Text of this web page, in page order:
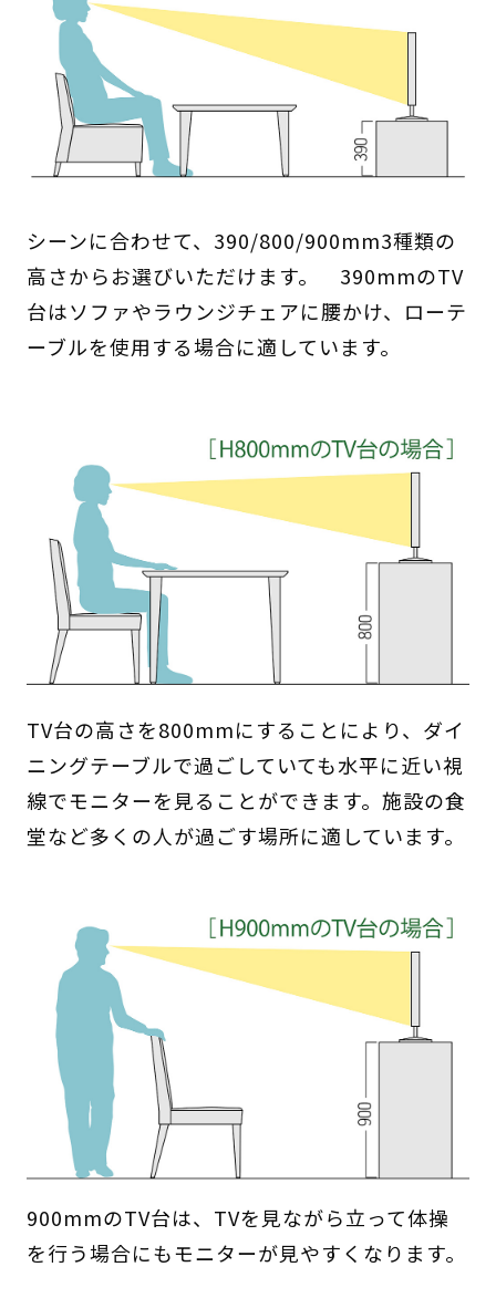
シーンに合わせて、390/800/900mm3種類の
高さからお選びいただけます。 390mmのTV
台はソファやラウンジチェアに腰かけ、ローテ
ーブルを使用する場合に適しています。
TV台の高さを800mmにすることにより、ダイ
ニングテーブルで過ごしていても水平に近い視
線でモニターを見ることができます。施設の食
堂など多くの人が過ごす場所に適しています。
900mmのTV台は、TVを見ながら立って体操
を行う場合にもモニターが見やすくなります。